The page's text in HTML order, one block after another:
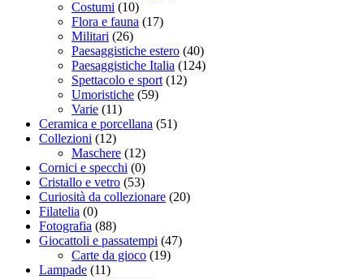
Costumi (10)
Flora e fauna (17)
Militari (26)
Paesaggistiche estero (40)
Paesaggistiche Italia (124)
Spettacolo e sport (12)
Umoristiche (59)
Varie (11)
Ceramica e porcellana (51)
Collezioni (12)
Maschere (12)
Cornici e specchi (0)
Cristallo e vetro (53)
Curiosità da collezionare (20)
Filatelia (0)
Fotografia (88)
Giocattoli e passatempi (47)
Carte da gioco (19)
Lampade (11)